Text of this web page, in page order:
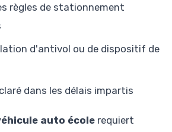
règles de stationnement
d'antivol ou de dispositif de
dans les délais impartis
auto école requiert